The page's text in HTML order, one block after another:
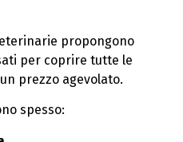
propongono
per coprire tutte le
prezzo agevolato.
spesso: